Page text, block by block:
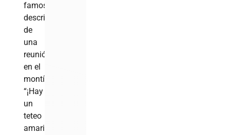
famosa
descripción
de
una
reunión
en el
montículo:
“¡Hay
un
teteo
amarillo,